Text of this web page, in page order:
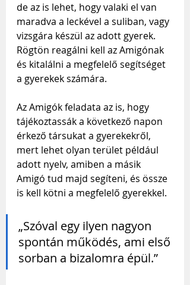
de az is lehet, hogy valaki el van
maradva a leckével a suliban, vagy
vizsgára készül az adott gyerek.
Rögtön reagálni kell az Amigónak
és kitalálni a megfelelő segítséget
a gyerekek számára.
Az Amigók feladata az is, hogy
tájékoztassák a következő napon
érkező társukat a gyerekekről,
mert lehet olyan terület például
adott nyelv, amiben a másik
Amigó tud majd segíteni, és össze
is kell kötni a megfelelő gyerekkel.
„Szóval egy ilyen nagyon
spontán működés, ami első
sorban a bizalomra épül.”